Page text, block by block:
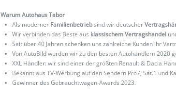
Warum Autohaus Tabor
Als moderner Familienbetriebsind wir deutscher
Wir verbinden das Beste aus klassischem Vertragshandel
Seit über 40 Jahren schenken uns zahlreiche Kunden ihr
Von AutoBild wurden wir zu den besten Autohändlern 2020
XXL Händler: wir sind einer der größten Renault & Dacia
Bekannt aus TV-Werbung auf den Sendern Pro7, Sat.1 und
Gewinner des Gebrauchtwagen-Awards 2023.